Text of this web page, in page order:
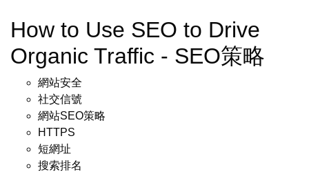
How to Use SEO to Drive
Organic Traffic - SEO策略
網站安全
社交信號
網站SEO策略
HTTPS
短網址
搜索排名